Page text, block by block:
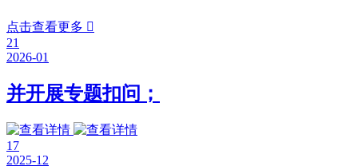
点击查看更多 
21
2026-01
并开展专题扣问；
17
2025-12